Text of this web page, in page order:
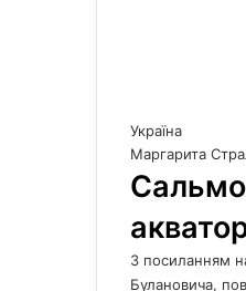
Україна
Маргарита
З посиланням
Булановича,